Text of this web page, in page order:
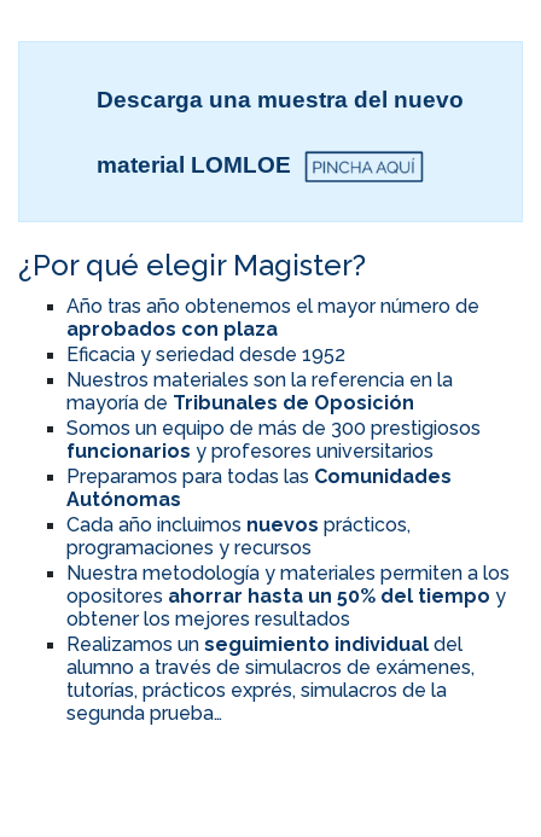
Descarga una muestra del nuevo
material LOMLOE
¿Por qué elegir Magister?
Año tras año obtenemos el mayor número de
aprobados con plaza
Eficacia y seriedad desde 1952
Nuestros materiales son la referencia en la
mayoría de Tribunales de Oposición
Somos un equipo de más de 300 prestigiosos
funcionarios y profesores universitarios
Preparamos para todas las Comunidades
Autónomas
Cada año incluimos nuevos prácticos,
programaciones y recursos
Nuestra metodología y materiales permiten a los
opositores ahorrar hasta un 50% del tiempo y
obtener los mejores resultados
Realizamos un seguimiento individual del
alumno a través de simulacros de exámenes,
tutorías, prácticos exprés, simulacros de la
segunda prueba…